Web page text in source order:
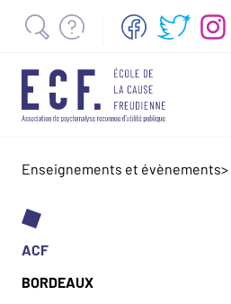
Enseignements et évènements>
ACF
BORDEAUX